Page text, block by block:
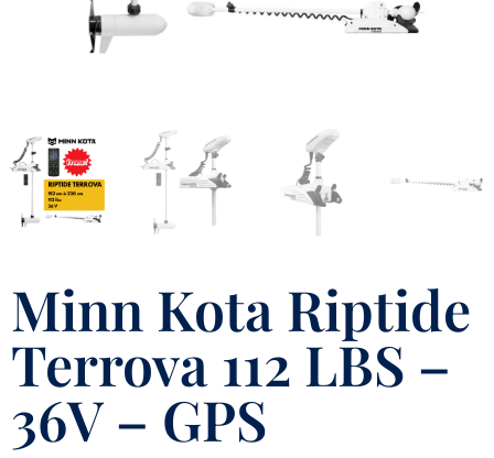
Minn Kota Riptide
Terrova 112 LBS –
36V – GPS